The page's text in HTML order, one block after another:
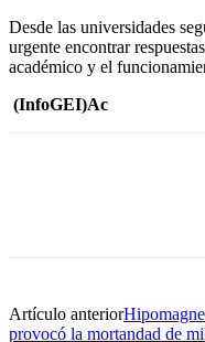
Desde las universidades
urgente encontrar
académico y el
(InfoGEI)Ac
Artículo anterior
provocó la mortandad de